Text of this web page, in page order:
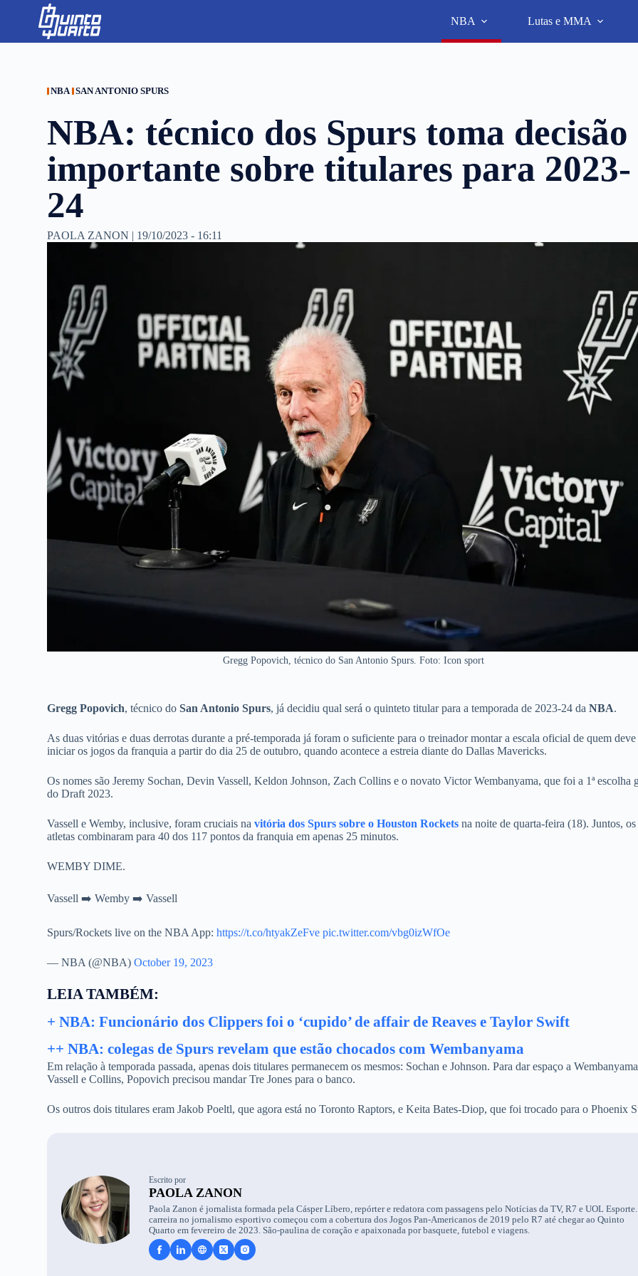
p
NBA Lutas e MMA
NBA SAN ANTONIO SPURS
NBA: técnico dos Spurs toma decisão
importante sobre titulares para 2023-
24
PAOLA ZANON | 19/10/2023 - 16:11
Gregg Popovich, técnico do San Antonio Spurs. Foto: Icon sport
Gregg Popovich, técnico doSan Antonio Spurs, já decidiu qual será o quinteto titular para a temporada de 2023-24 daNBA.
As duas vitórias e duas derrotas durante a pré-temporada já foram o suficiente para o treinador montar a escala oficial de quem deve
iniciar os jogos da franquia a partir do dia 25 de outubro, quando acontece a estreia diante do Dallas Mavericks.
Os nomes são Jeremy Sochan, Devin Vassell, Keldon Johnson, Zach Collins e o novato Victor Wembanyama, que foi a 1ª escolha
do Draft 2023.
Vassell e Wemby, inclusive, foram cruciais navitória dos Spurs sobre o Houston Rockets na noite de quarta-feira (18). Juntos, os
atletas combinaram para 40 dos 117 pontos da franquia em apenas 25 minutos.
WEMBY DIME.
Vassell ➡️ Wemby ➡️ Vassell
Spurs/Rockets live on the NBA App:https://t.co/htyakZeFve pic.twitter.com/vbg0izWfOe
— NBA (@NBA)October 19, 2023
LEIA TAMBÉM:
+ NBA: Funcionário dos Clippers foi o ‘cupido’ de affair de Reaves e Taylor Swift
++ NBA: colegas de Spurs revelam que estão chocados com Wembanyama
Em relação à temporada passada, apenas dois titulares permanecem os mesmos: Sochan e Johnson. Para dar espaço a
Vassell e Collins, Popovich precisou mandar Tre Jones para o banco.
Os outros dois titulares eram Jakob Poeltl, que agora está no Toronto Raptors, e Keita Bates-Diop, que foi trocado para o Phoenix
Escrito por
PAOLA ZANON
Paola Zanon é jornalista formada pela Cásper Líbero, repórter e redatora com passagens pelo Notícias da TV, R7 e UOL
carreira no jornalismo esportivo começou com a cobertura dos Jogos Pan-Americanos de 2019 pelo R7 até chegar ao Quinto
Quarto em fevereiro de 2023. São-paulina de coração e apaixonada por basquete, futebol e viagens.